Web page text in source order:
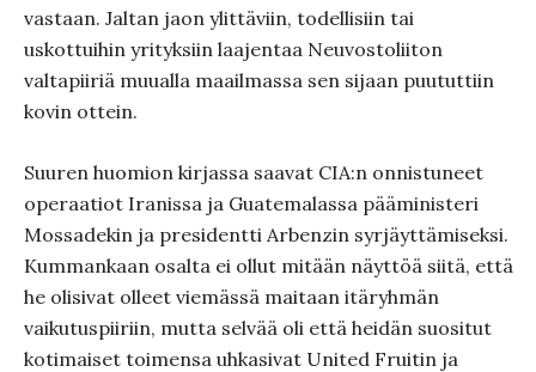
vastaan. Jaltan jaon ylittäviin, todellisiin tai
uskottuihin yrityksiin laajentaa Neuvostoliiton
valtapiiriä muualla maailmassa sen sijaan puututtiin
kovin ottein.
Suuren huomion kirjassa saavat CIA:n onnistuneet
operaatiot Iranissa ja Guatemalassa pääministeri
Mossadekin ja presidentti Arbenzin syrjäyttämiseksi.
Kummankaan osalta ei ollut mitään näyttöä siitä, että
he olisivat olleet viemässä maitaan itäryhmän
vaikutuspiiriin, mutta selvää oli että heidän suositut
kotimaiset toimensa uhkasivat United Fruitin ja